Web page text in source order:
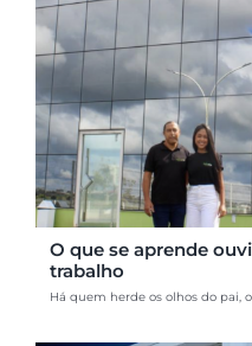
O que se aprende
trabalho
Há quem herde os olhos do pai,